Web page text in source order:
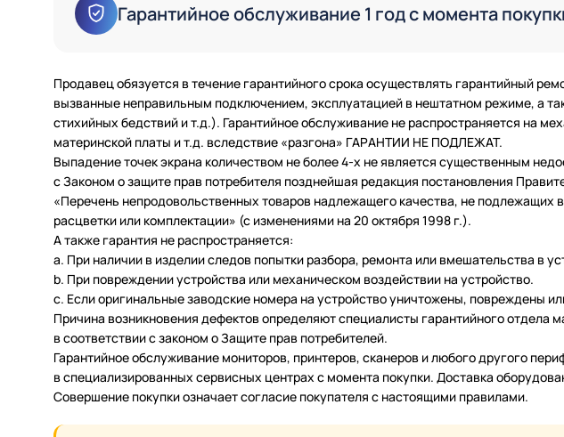
Гарантийное обслуживание 1 год с момента
Продавец обязуется в течение гарантийного срока осуществлять гарантийный
вызванные неправильным подключением, эксплуатацией в нештатном режиме, а
стихийных бедствий и т.д.). Гарантийное обслуживание не распространяется на
материнской платы и т.д. вследствие «разгона» ГАРАНТИИ НЕ ПОДЛЕЖАТ.
Выпадение точек экрана количеством не более 4-х не является существенным
с Законом о защите прав потребителя позднейшая редакция постановления
«Перечень непродовольственных товаров надлежащего качества, не
расцветки или комплектации» (с изменениями на 20 октября 1998 г.).
А также гарантия не распространяется:
a. При наличии в изделии следов попытки разбора, ремонта или вмешательства в
b. При повреждении устройства или механическом воздействии на устройство.
c. Если оригинальные заводские номера на устройство уничтожены, повреждены
Причина возникновения дефектов определяют специалисты гарантийного
в соответствии с законом о Защите прав потребителей.
Гарантийное обслуживание мониторов, принтеров, сканеров и любого другого
в специализированных сервисных центрах с момента покупки. Доставка
Совершение покупки означает согласие покупателя с настоящими правилами.